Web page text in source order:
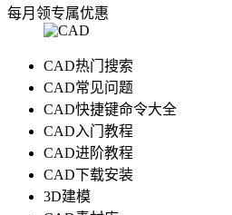
每月领专属优惠
CAD热门搜索
CAD常见问题
CAD快捷键命令大全
CAD入门教程
CAD进阶教程
CAD下载安装
3D建模